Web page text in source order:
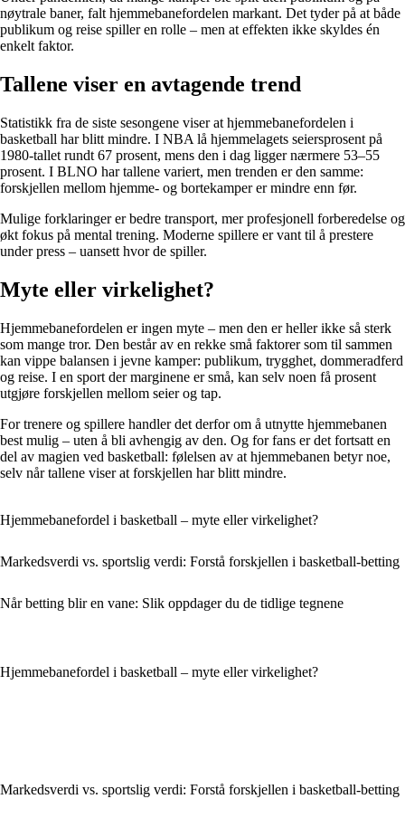
nøytrale baner, falt hjemmebanefordelen markant. Det tyder på at både
publikum og reise spiller en rolle – men at effekten ikke skyldes én
enkelt faktor.
Tallene viser en avtagende trend
Statistikk fra de siste sesongene viser at hjemmebanefordelen i
basketball har blitt mindre. I NBA lå hjemme­lagets seiersprosent på
1980-tallet rundt 67 prosent, mens den i dag ligger nærmere 53–55
prosent. I BLNO har tallene variert, men trenden er den samme:
forskjellen mellom hjemme- og bortekamper er mindre enn før.
Mulige forklaringer er bedre transport, mer profesjonell forberedelse og
økt fokus på mental trening. Moderne spillere er vant til å prestere
under press – uansett hvor de spiller.
Myte eller virkelighet?
Hjemmebanefordelen er ingen myte – men den er heller ikke så sterk
som mange tror. Den består av en rekke små faktorer som til sammen
kan vippe balansen i jevne kamper: publikum, trygghet, dommeradferd
og reise. I en sport der marginene er små, kan selv noen få prosent
utgjøre forskjellen mellom seier og tap.
For trenere og spillere handler det derfor om å utnytte hjemmebanen
best mulig – uten å bli avhengig av den. Og for fans er det fortsatt en
del av magien ved basketball: følelsen av at hjemmebanen betyr noe,
selv når tallene viser at forskjellen har blitt mindre.
Hjemmebanefordel i basketball – myte eller virkelighet?
Markedsverdi vs. sportslig verdi: Forstå forskjellen i basketball-betting
Når betting blir en vane: Slik oppdager du de tidlige tegnene
Hjemmebanefordel i basketball – myte eller virkelighet?
Markedsverdi vs. sportslig verdi: Forstå forskjellen i basketball-betting